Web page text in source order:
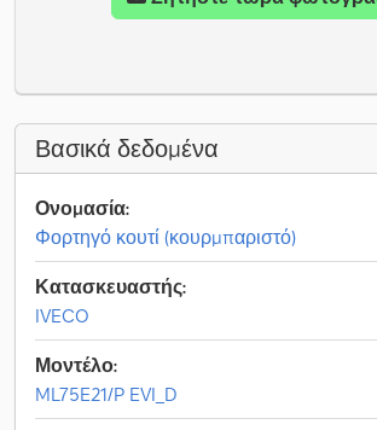
Βασικά δεδομένα
Ονομασία:
Φορτηγό κουτί (κουρμπαριστό)
Κατασκευαστής:
IVECO
Μοντέλο:
ML75E21/P EVI_D